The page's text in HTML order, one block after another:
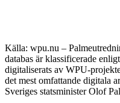
Källa: wpu.nu –
databas är klassificerade
digitaliserats av WPU-
det mest omfattande digitala
Sveriges statsminister Olof